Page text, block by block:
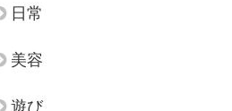
日常
美容
遊び